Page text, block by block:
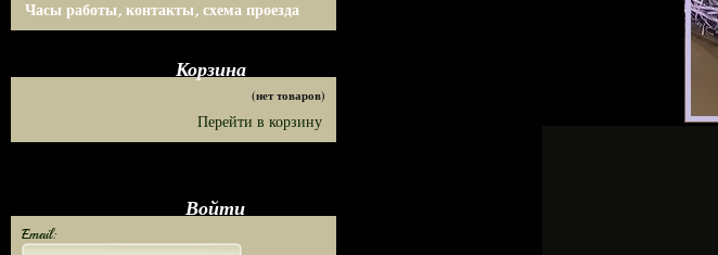
Часы работы, контакты, схема проезда
Корзина
(нет товаров)
Перейти в корзину
Войти
Email: